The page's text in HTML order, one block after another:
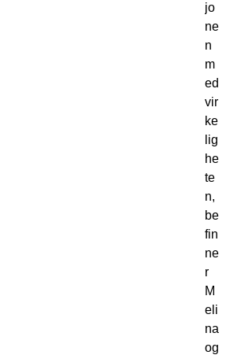
jo
ne
n
m
ed
vir
ke
lig
he
te
n,
be
fin
ne
r
M
eli
na
og